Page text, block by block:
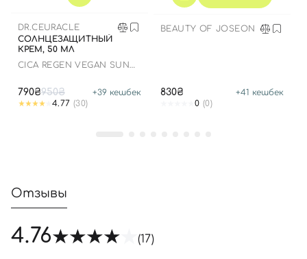
DR.CEURACLE
СОЛНЦЕЗАЩИТНЫЙ
КРЕМ, 50 МЛ
СICA REGEN VEGAN SUN
790₴950₴ +39 кешбек
4.77 (30)
BEAUTY OF JOSEON
830₴ +41 кешбек
0 (0)
Отзывы
4.76 (17)